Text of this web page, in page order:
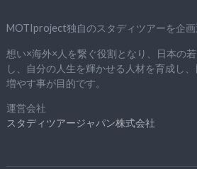
MOTIproject独自のスタディツアーを企画
想い×海外×人を繋ぐ役割となり、日本の
し、自分の人生を輝かせる人材を育成し
増やす事が目的です。
運営会社
スタディツアージャパン株式会社